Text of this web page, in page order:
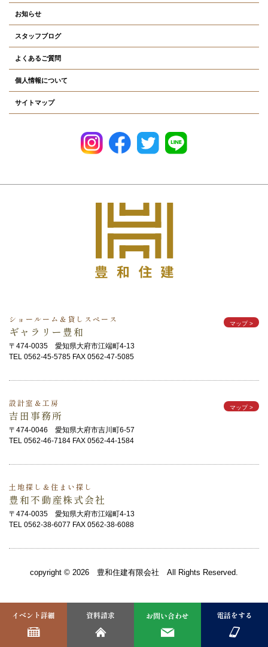
イベント詳細 資料請求 お問い合わせ 電話をする
お知らせ
スタッフブログ
よくあるご質問
個人情報について
サイトマップ
ショールーム＆貸しスペース
ギャラリー豊和
〒474-0035 愛知県大府市江端町4-13
TEL 0562-45-5785 FAX 0562-47-5085
マップ >
設計室＆工房
吉田事務所
〒474-0046 愛知県大府市吉川町6-57
TEL 0562-46-7184 FAX 0562-44-1584
マップ >
土地探し＆住まい探し
豊和不動産株式会社
〒474-0035 愛知県大府市江端町4-13
TEL 0562-38-6077 FAX 0562-38-6088
copyright © 2026 豊和住建有限会社 All Rights Reserved.